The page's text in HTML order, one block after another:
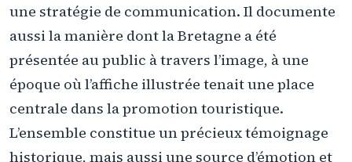
une stratégie de communication. Il documente
aussi la manière dont la Bretagne a été
présentée au public à travers l’image, à une
époque où l’affiche illustrée tenait une place
centrale dans la promotion touristique.
L’ensemble constitue un précieux témoignage
historique, mais aussi une source d’émotion et